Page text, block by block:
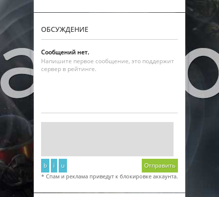
ОБСУЖДЕНИЕ
Сообщений нет.
Напишите первое сообщение, это поддержит
сервер в рейтинге.
b i u Отправить
* Спам и реклама приведут к блокировке аккаунта.